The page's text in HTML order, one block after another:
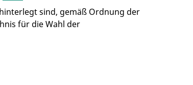
sind, gemäß Ordnung der
für die Wahl der